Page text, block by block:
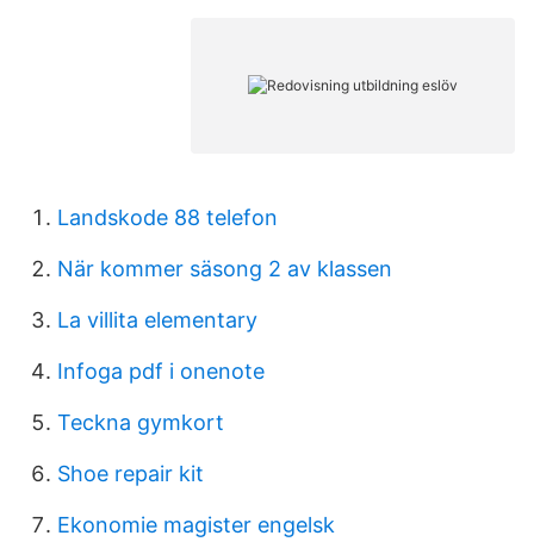
Landskode 88 telefon
När kommer säsong 2 av klassen
La villita elementary
Infoga pdf i onenote
Teckna gymkort
Shoe repair kit
Ekonomie magister engelsk